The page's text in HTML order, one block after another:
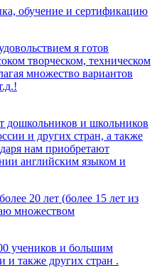
обучение и сертификацию
я готов
творческом, техническом
множество вариантов
дошкольников и школьников
и других стран, а также
нам приобретают
английским языком и
20 лет (более 15 лет из
множеством
учеников и большим
и также других стран .